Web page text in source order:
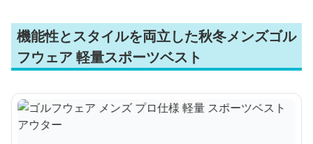
機能性とスタイルを両立した秋冬メンズゴル
フウェア 軽量スポーツベスト